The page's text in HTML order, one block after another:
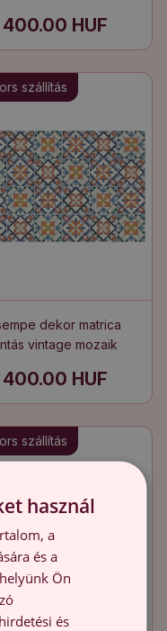
HUF
szállítás
dekor matrica
vintage mozaik
HUF
szállítás
használ
a
és a
Ön
és